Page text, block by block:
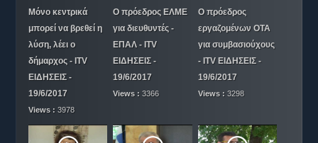
Μόνο κεντρικά
μπορεί να βρεθεί η
λύση, λέει ο
δήμαρχος - ITV
ΕΙΔΗΣΕΙΣ -
19/6/2017
Views : 3978
Ο πρόεδρος ΕΛΜΕ
για διευθυντές -
ΕΠΑΛ - ITV
ΕΙΔΗΣΕΙΣ -
19/6/2017
Views :3366
Ο πρόεδρος
εργαζομένων ΟΤΑ
για συμβασιούχους
- ITV ΕΙΔΗΣΕΙΣ -
19/6/2017
Views : 3298